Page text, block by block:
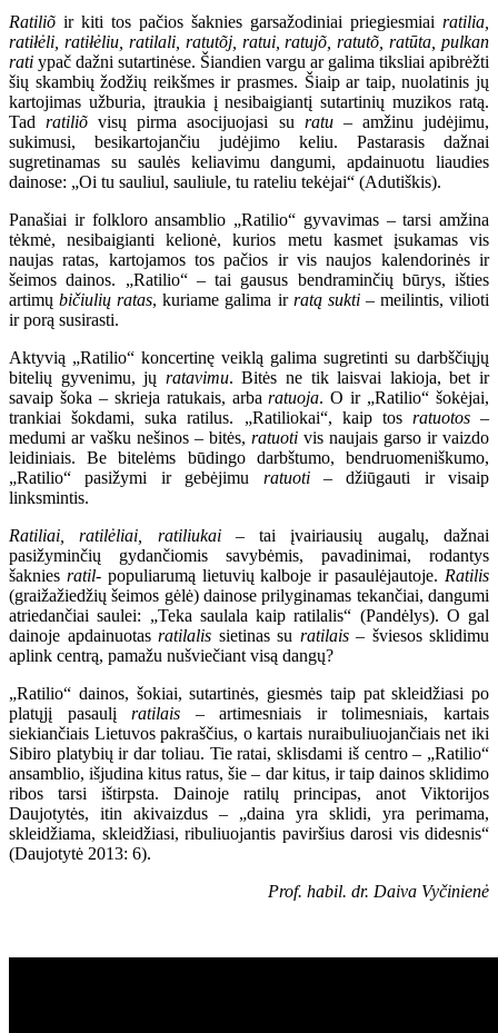
Ratiliõ ir kiti tos pačios šaknies garsažodiniai priegiesmiai ratilia,
ratiłėli, ratiłėliu, ratilali, ratutõj, ratui, ratujõ, ratutõ, ratūta, pulkan
rati ypač dažni sutartinėse. Šiandien vargu ar galima tiksliai apibrėžti
šių skambių žodžių reikšmes ir prasmes. Šiaip ar taip, nuolatinis jų
kartojimas užburia, įtraukia į nesibaigiantį sutartinių muzikos ratą.
Tadratiliõ visų pirma asocijuojasi su ratu– amžinu judėjimu,
sukimusi, besikartojančiu judėjimo keliu. Pastarasis dažnai
sugretinamas su saulės keliavimu dangumi, apdainuotu liaudies
dainose: „Oi tu sauliul, sauliule, tu rateliu tekėjai“ (Adutiškis).
Panašiai ir folkloro ansamblio „Ratilio“ gyvavimas – tarsi amžina
tėkmė, nesibaigianti kelionė, kurios metu kasmet įsukamas vis
naujas ratas, kartojamos tos pačios ir vis naujos kalendorinės ir
šeimos dainos. „Ratilio“ – tai gausus bendraminčių būrys, išties
artimųbičiulių ratas, kuriame galima ir ratą sukti– meilintis, vilioti
ir porą susirasti.
Aktyvią „Ratilio“ koncertinę veiklą galima sugretinti su darbščiųjų
bitelių gyvenimu, jų ratavimu. Bitės ne tik laisvai lakioja, bet ir
savaip šoka – skrieja ratukais, arbaratuoja. O ir „Ratilio“ šokėjai,
trankiai šokdami, suka ratilus. „Ratiliokai“, kaip tos ratuotos –
medumi ar vašku nešinos – bitės, ratuoti vis naujais garso ir vaizdo
leidiniais. Be bitelėms būdingo darbštumo, bendruomeniškumo,
„Ratilio“ pasižymi ir gebėjimu ratuoti– džiūgauti ir visaip
linksmintis.
Ratiliai, ratilėliai, ratiliukai– tai įvairiausių augalų, dažnai
pasižyminčių gydančiomis savybėmis, pavadinimai, rodantys
šaknies ratil-populiarumą lietuvių kalboje ir pasaulėjautoje. Ratilis
(graižažiedžių šeimos gėlė) dainose prilyginamas tekančiai, dangumi
atriedančiai saulei: „Teka saulala kaip ratilalis“ (Pandėlys). O gal
dainoje apdainuotas ratilalis sietinas su ratilais – šviesos sklidimu
aplink centrą, pamažu nušviečiant visą dangų?
„Ratilio“ dainos, šokiai, sutartinės, giesmės taip pat skleidžiasi po
platųjį pasaulįratilais – artimesniais ir tolimesniais, kartais
siekiančiais Lietuvos pakraščius, o kartais nuraibuliuojančiais net iki
Sibiro platybių ir dar toliau. Tie ratai, sklisdami iš centro – „Ratilio“
ansamblio, išjudina kitus ratus, šie – dar kitus, ir taip dainos sklidimo
ribos tarsi ištirpsta. Dainoje ratilų principas, anot Viktorijos
Daujotytės, itin akivaizdus – „daina yra sklidi, yra perimama,
skleidžiama, skleidžiasi, ribuliuojantis paviršius darosi vis didesnis“
(Daujotytė 2013: 6).
Prof. habil. dr. Daiva Vyčinienė